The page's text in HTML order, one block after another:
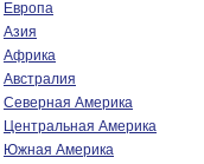
Европа
Азия
Африка
Австралия
Северная Америка
Центральная Америка
Южная Америка